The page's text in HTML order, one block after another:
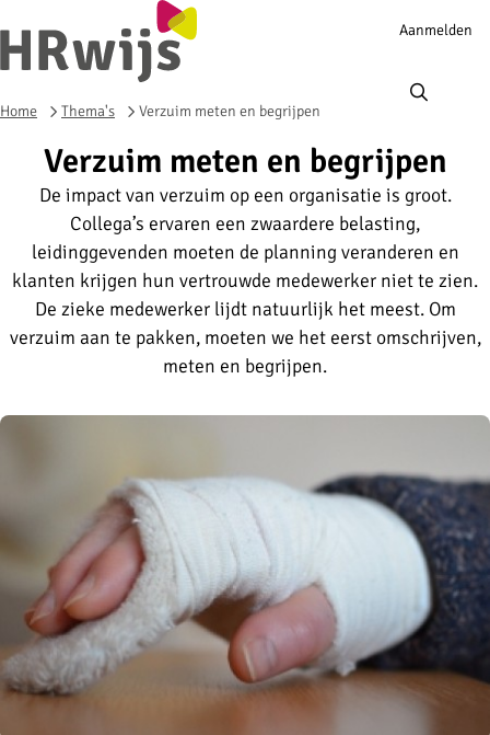
Account
Aanmelden
Home Thema's Verzuim meten en begrijpen
Verzuim meten en begrijpen
De impact van verzuim op een organisatie is groot.
Collega’s ervaren een zwaardere belasting,
leidinggevenden moeten de planning veranderen en
klanten krijgen hun vertrouwde medewerker niet te zien.
De zieke medewerker lijdt natuurlijk het meest. Om
verzuim aan te pakken, moeten we het eerst omschrijven,
meten en begrijpen.